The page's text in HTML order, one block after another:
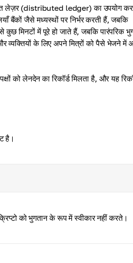
लेज़र (distributed ledger) का उपयोग
बैंकों जैसे मध्यस्थों पर निर्भर करती हैं, जबकि
मिनटों में पूरे हो जाते हैं, जबकि पारंपरिक
व्यक्तियों के लिए अपने मित्रों को पैसे भेजने में
को लेनदेन का रिकॉर्ड मिलता है, और यह
है।
को भुगतान के रूप में स्वीकार नहीं करते।